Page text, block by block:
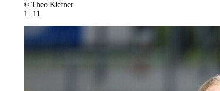
© Theo Kiefner
1 | 11